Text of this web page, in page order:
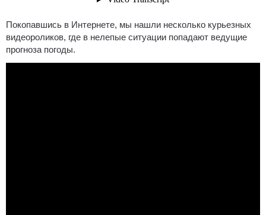
Покопавшись в Интернете, мы нашли несколько курьезных
видеороликов, где в нелепые ситуации попадают ведущие
прогноза погоды.